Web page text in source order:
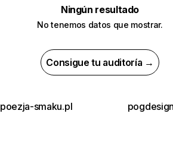
Ningún resultado
No tenemos datos que mostrar.
Consigue tu auditoría →
poezja-smaku.pl